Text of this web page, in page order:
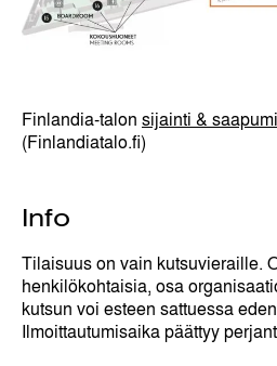
Finlandia-talon sijainti &
(Finlandiatalo.fi)
Info
Tilaisuus on vain kutsuvieraille.
henkilökohtaisia, osa
kutsun voi esteen sattuessa
Ilmoittautumisaika päättyy